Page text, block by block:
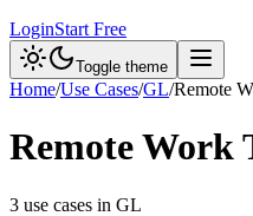
LoginStart Free
Toggle theme
Home/Use Cases/GL/Remote
Remote Work
3 use cases in GL